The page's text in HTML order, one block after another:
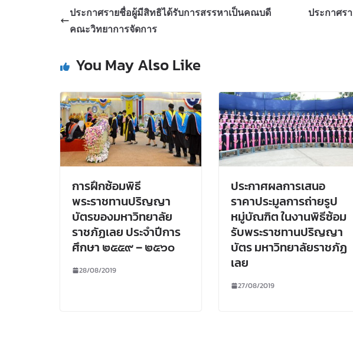
ประกาศรายชื่อผู้มีสิทธิได้รับการสรรหาเป็นคณบดี
คณะวิทยาการจัดการ
ประกาศร
You May Also Like
การฝึกซ้อมพิธี
พระราชทานปริญญา
บัตรของมหาวิทยาลัย
ราชภัฏเลย ประจำปีการ
ศึกษา ๒๕๕๙ – ๒๕๖๐
28/08/2019
ประกาศผลการเสนอ
ราคาประมูลการถ่ายรูป
หมู่บัณฑิต ในงานพิธีซ้อม
รับพระราชทานปริญญา
บัตร มหาวิทยาลัยราชภัฏ
เลย
27/08/2019